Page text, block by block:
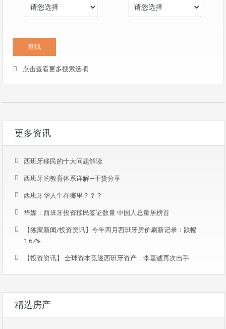
点击查看更多搜索选项
更多资讯
西班牙移民的十大问题解读
西班牙的教育体系详解—干货分享
西班牙华人牛在哪里？？？
华媒：西班牙投资移民签证数量 中国人总量居榜首
【独家新闻/投资资讯】今年四月西班牙房价刷新记录：跌幅
1.67%
【投资资讯】 全球资本竞逐西班牙资产，李嘉诚再次出手
精选房产